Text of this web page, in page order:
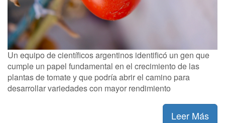
Un equipo de científicos argentinos identificó un gen que
cumple un papel fundamental en el crecimiento de las
plantas de tomate y que podría abrir el camino para
desarrollar variedades con mayor rendimiento
Leer Más